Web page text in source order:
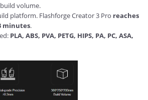
volume.
platform. Flashforge Creator 3 Pro reaches
minutes.
PLA, ABS, PVA, PETG, HIPS, PA, PC, ASA,